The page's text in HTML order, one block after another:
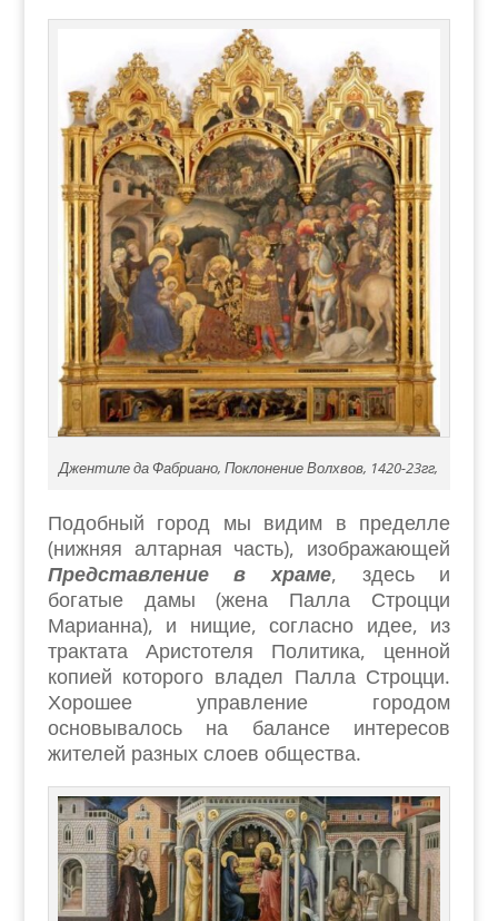
Джентиле да Фабриано, Поклонение Волхвов, 1420-23гг,
Подобный город мы видим в пределле
(нижняя алтарная часть), изображающей
Представление в храме, здесь и
богатые дамы (жена Палла Строцци
Марианна), и нищие, согласно идее, из
трактата Аристотеля Политика, ценной
копией которого владел Палла Строцци.
Хорошее управление городом
основывалось на балансе интересов
жителей разных слоев общества.